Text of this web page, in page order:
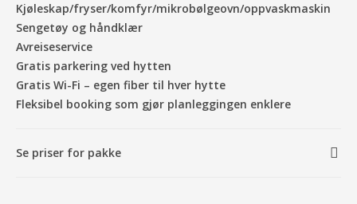
Kjøleskap/fryser/komfyr/mikrobølgeovn/oppvaskmaskin
Sengetøy og håndklær
Avreiseservice
Gratis parkering ved hytten
Gratis Wi-Fi – egen fiber til hver hytte
Fleksibel booking som gjør planleggingen enklere
Se priser for pakke